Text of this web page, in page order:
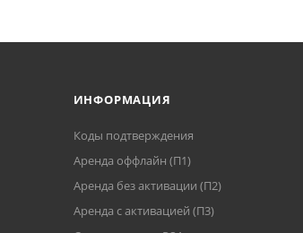
ИНФОРМАЦИЯ
Коды подтверждения
Аренда оффлайн (П1)
Аренда без активации (П2)
Аренда с активацией (П3)